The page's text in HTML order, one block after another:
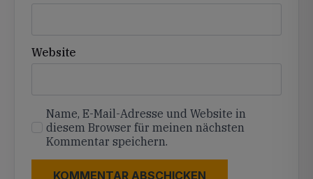
Website
Name, E-Mail-Adresse und Website in
diesem Browser für meinen nächsten
Kommentar speichern.